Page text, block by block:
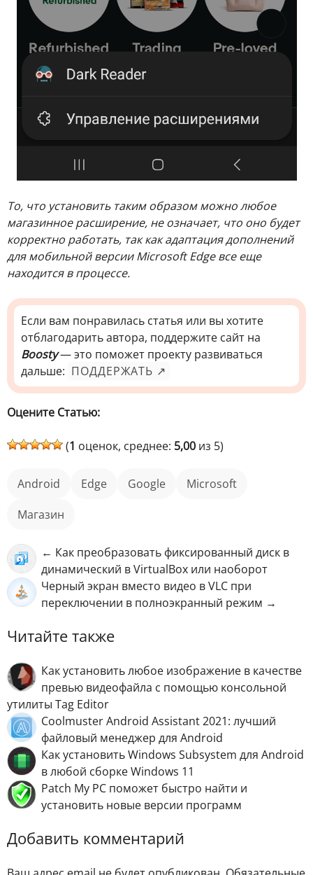
То, что установить таким образом можно любое
магазинное расширение, не означает, что оно будет
корректно работать, так как адаптация дополнений
для мобильной версии Microsoft Edge все еще
находится в процессе.
Если вам понравилась статья или вы хотите
отблагодарить автора, поддержите сайт на
Boosty— это поможет проекту развиваться
дальше: ПОДДЕРЖАТЬ ↗
Оцените Статью:
(1 оценок, среднее: 5,00 из 5)
android Edge Google
Microsoft
магазин
← Как преобразовать фиксированный диск в
динамический в VirtualBox или наоборот
Черный экран вместо видео в VLC при
переключении в полноэкранный режим →
Читайте также
Как установить любое изображение в качестве
превью видеофайла с помощью консольной
утилиты Tag Editor
Coolmuster Android Assistant 2021: лучший
файловый менеджер для Android
Как установить Windows Subsystem для Android
в любой сборке Windows 11
Patch My PC поможет быстро найти и
установить новые версии программ
Добавить комментарий